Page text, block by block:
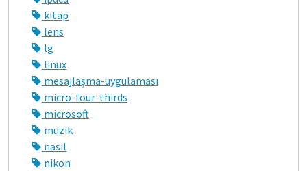
kitap
lens
lg
linux
mesajlaşma-uygulaması
micro-four-thirds
microsoft
müzik
nasıl
nikon